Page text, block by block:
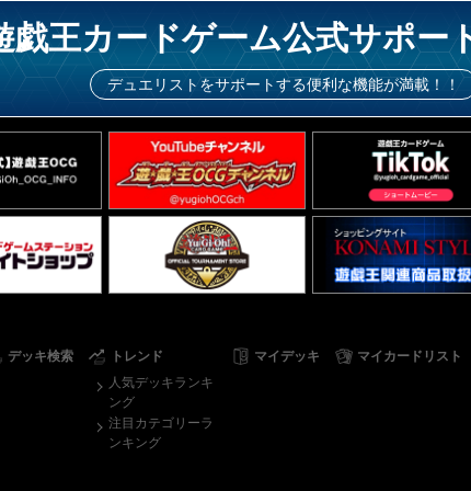
戯王カードゲーム公式サポー
デュエリストをサポートする便利な機能が満載！！
デッキ検索
トレンド
人気デッキランキ
ング
注目カテゴリーラ
ンキング
マイデッキ マイカードリスト